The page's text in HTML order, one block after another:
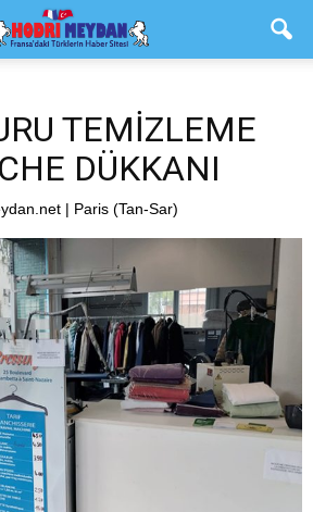
TEMİZLEME
DÜKKANI
| Paris (Tan-Sar)